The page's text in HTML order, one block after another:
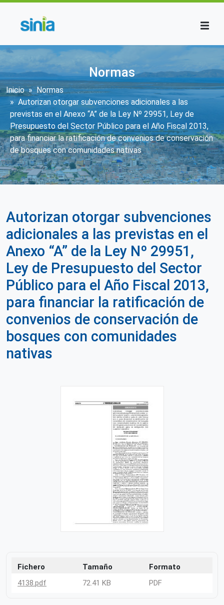
Normas
Sobrescribir enlaces de ayuda a la
Inicio
Normas
Autorizan otorgar subvenciones adicionales a las
previstas en el Anexo “A” de la Ley Nº 29951, Ley de
Presupuesto del Sector Público para el Año Fiscal 2013,
para financiar la ratificación de convenios de conservación
de bosques con comunidades nativas
Autorizan otorgar subvenciones
adicionales a las previstas en el
Anexo “A” de la Ley Nº 29951,
Ley de Presupuesto del Sector
Público para el Año Fiscal 2013,
para financiar la ratificación de
convenios de conservación de
bosques con comunidades
nativas
Fichero Tamaño
Formato
4138.pdf
72.41 KB PDF